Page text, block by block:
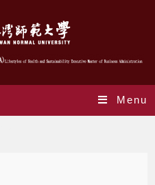
Menu